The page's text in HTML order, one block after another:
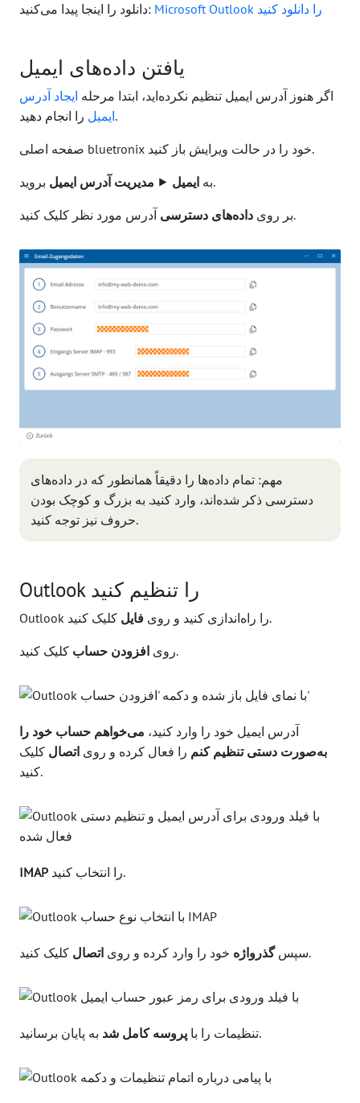
دانلود را اینجا پیدا می‌کنید: Microsoft Outlook را دانلود کنید
یافتن داده‌های ایمیل
اگر هنوز آدرس ایمیل تنظیم نکرده‌اید، ابتدا مرحله ایجاد آدرس
ایمیلرا انجام دهید.
صفحه اصلی bluetronix خود را در حالت ویرایش باز کنید.
به ایمیل ⯈ مدیریت آدرس ایمیل بروید.
بر روی داده‌های دسترسی آدرس مورد نظر کلیک کنید.
مهم: تمام داده‌ها را دقیقاً همانطور که در داده‌های
دسترسی ذکر شده‌اند، وارد کنید. به بزرگ و کوچک بودن
حروف نیز توجه کنید.
Outlook را تنظیم کنید
Outlook را راه‌اندازی کنید و روی فایل کلیک کنید.
روی افزودن حساب کلیک کنید.
آدرس ایمیل خود را وارد کنید، می‌خواهم حساب خود را
به‌صورت دستی تنظیم کنم را فعال کرده و روی اتصال کلیک
کنید.
IMAP را انتخاب کنید.
سپسگذرواژه خود را وارد کرده و روی اتصال کلیک کنید.
تنظیمات را با پروسه کامل شد به پایان برسانید.